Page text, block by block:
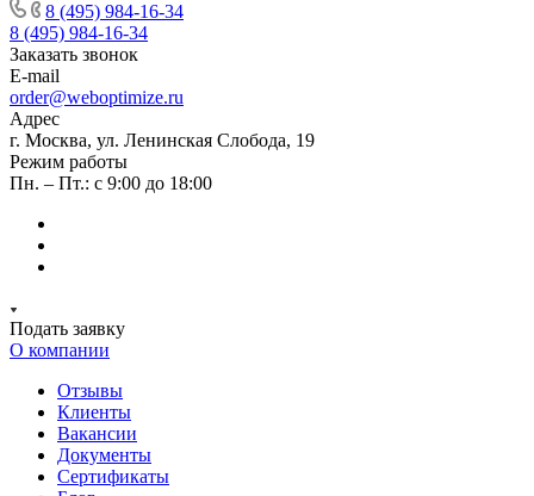
8 (495) 984-16-34
8 (495) 984-16-34
Заказать звонок
E-mail
order@weboptimize.ru
Адрес
г. Москва, ул. Ленинская Слобода, 19
Режим работы
Пн. – Пт.: с 9:00 до 18:00
Подать заявку
О компании
Отзывы
Клиенты
Вакансии
Документы
Сертификаты